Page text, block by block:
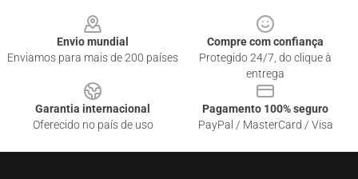
Envio mundial
Enviamos para mais de 200 países
Compre com confiança
Protegido 24/7, do clique à
entrega
Garantia internacional
Oferecido no país de uso
Pagamento 100% seguro
PayPal / MasterCard / Visa